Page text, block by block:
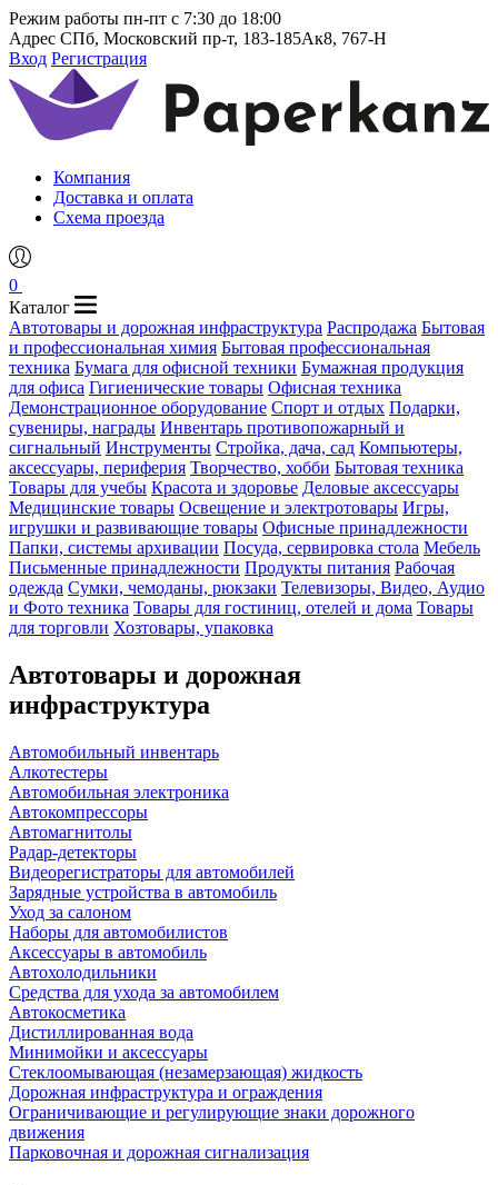
Режим работы пн-пт с 7:30 до 18:00
Адрес СПб, Московский пр-т, 183-185Ак8, 767-Н
Вход Регистрация
Компания
Доставка и оплата
Схема проезда
0
Каталог
Автотовары и дорожная инфраструктура Распродажа Бытовая
и профессиональная химия Бытовая профессиональная
техника Бумага для офисной техники Бумажная продукция
для офиса Гигиенические товары Офисная техника
Демонстрационное оборудование Спорт и отдых Подарки,
сувениры, награды Инвентарь противопожарный и
сигнальный Инструменты Стройка, дача, сад Компьютеры,
аксессуары, периферия Творчество, хобби Бытовая техника
Товары для учебы Красота и здоровье Деловые аксессуары
Медицинские товары Освещение и электротовары Игры,
игрушки и развивающие товары Офисные принадлежности
Папки, системы архивации Посуда, сервировка стола Мебель
Письменные принадлежности Продукты питания Рабочая
одежда Сумки, чемоданы, рюкзаки Телевизоры, Видео, Аудио
и Фото техника Товары для гостиниц, отелей и дома Товары
для торговли Хозтовары, упаковка
Автотовары и дорожная
инфраструктура
Автомобильный инвентарь
Алкотестеры
Автомобильная электроника
Автокомпрессоры
Автомагнитолы
Радар-детекторы
Видеорегистраторы для автомобилей
Зарядные устройства в автомобиль
Уход за салоном
Наборы для автомобилистов
Аксессуары в автомобиль
Автохолодильники
Средства для ухода за автомобилем
Автокосметика
Дистиллированная вода
Минимойки и аксессуары
Стеклоомывающая (незамерзающая) жидкость
Дорожная инфраструктура и ограждения
Ограничивающие и регулирующие знаки дорожного
движения
Парковочная и дорожная сигнализация